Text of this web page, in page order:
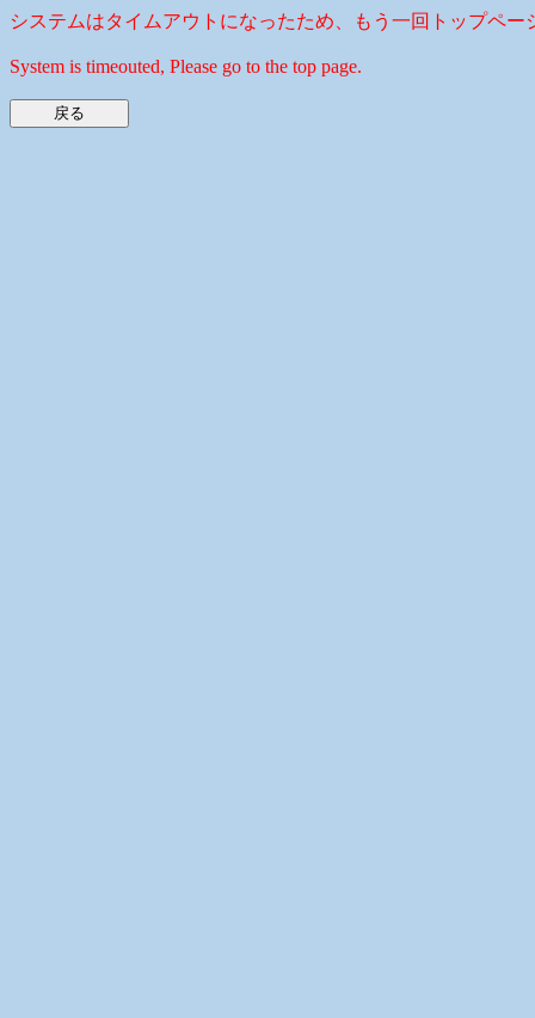
システムはタイムアウトになったため、もう一回トップペー
System is timeouted, Please go to the top page.